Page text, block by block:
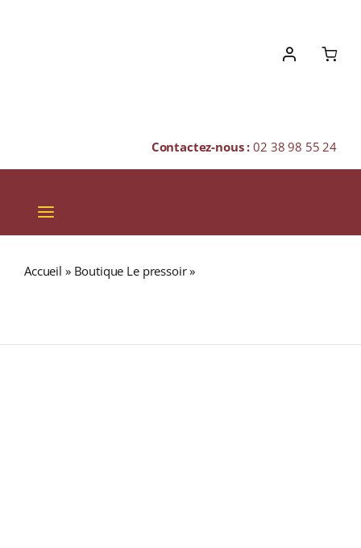
Contactez-nous :02 38 98 55 24
Toggle
Navigation
Accueil » Boutique Le pressoir»